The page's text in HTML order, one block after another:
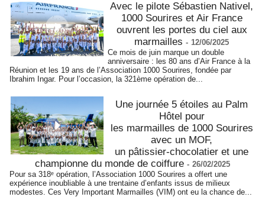
Avec le pilote Sébastien Nativel,
1000 Sourires et Air France
ouvrent les portes du ciel aux
marmailles - 12/06/2025
Ce mois de juin marque un double
anniversaire : les 80 ans d’Air France à la
Réunion et les 19 ans de l’Association 1000 Sourires, fondée par
Ibrahim Ingar. Pour l’occasion, la 321ème opération de...
Une journée 5 étoiles au Palm
Hôtel pour
les marmailles de 1000 Sourires
avec un MOF,
un pâtissier-chocolatier et une
championne du monde de coiffure - 26/02/2025
Pour sa 318ᵉ opération, l’Association 1000 Sourires a offert une
expérience inoubliable à une trentaine d’enfants issus de milieux
modestes. Ces Very Important Marmailles (VIM) ont eu la chance de...